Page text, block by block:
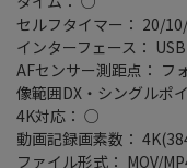
セルフタイマー： 20/
インターフェース：
AFセンサー測距点： フ
像範囲DX・シングルポ
4K対応： ○
動画記録画素数：
ファイル形式： MOV/